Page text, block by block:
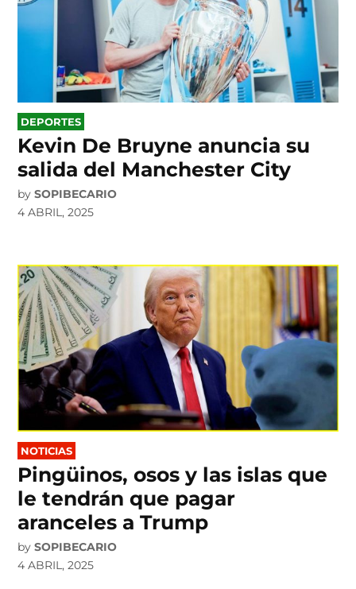
POSTED
IN
DEPORTES
Kevin De Bruyne anuncia su
salida del Manchester City
by SOPIBECARIO
4 ABRIL, 2025
POSTED
IN
NOTICIAS
Pingüinos, osos y las islas que
le tendrán que pagar
aranceles a Trump
by SOPIBECARIO
4 ABRIL, 2025